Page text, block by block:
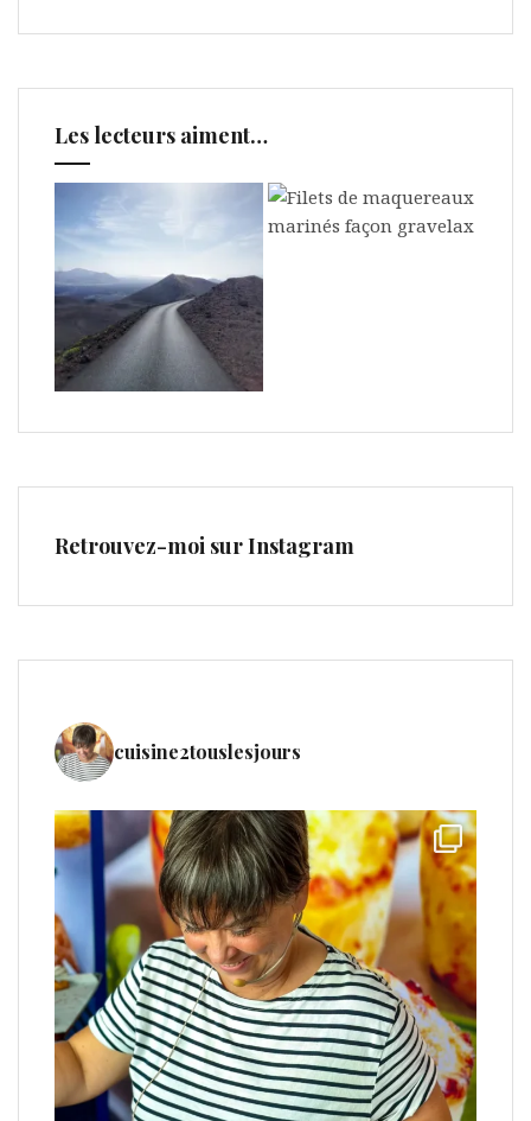
Les lecteurs aiment…
Retrouvez-moi sur Instagram
cuisine2touslesjours